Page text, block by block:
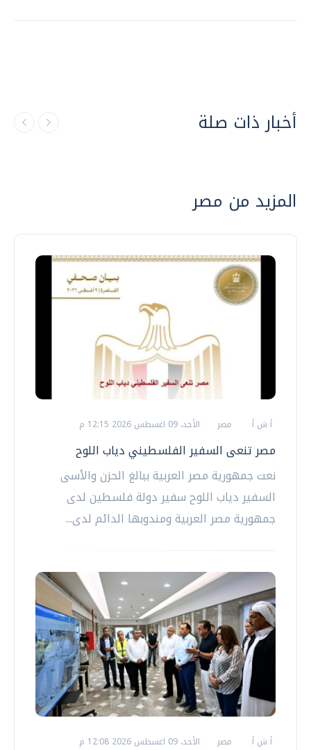
أخبار ذات صلة
المزيد من مصر
أ ش أ مصر الأحد، 09 اغسطس 2026 12:15 م
مصر تنعى السفير الفلسطيني دياب اللوح
نعت جمهورية مصر العربية ببالغ الحزن والأسى
السفير دياب اللوح سفير دولة فلسطين لدى
جمهورية مصر العربية ومندوبها الدائم لدى...
أ ش أ مصر الأحد، 09 اغسطس 2026 12:08 م